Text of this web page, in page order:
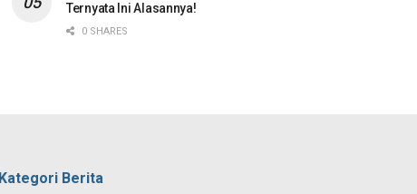
Ternyata Ini Alasannya!
0 SHARES
Kategori Berita